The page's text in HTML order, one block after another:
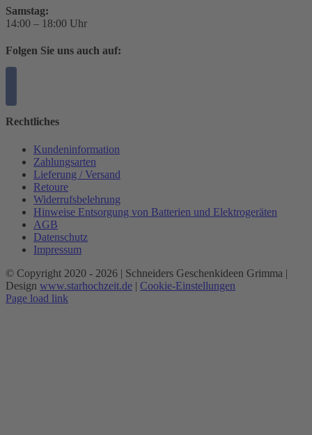
Samstag:
14:00 – 18:00 Uhr
Folgen Sie uns auch auf:
Rechtliches
Kundeninformation
Zahlungsarten
Lieferung / Versand
Retoure
Widerrufsbelehrung
Hinweise Entsorgung von Batterien und Elektrogeräten
AGB
Datenschutz
Impressum
© Copyright 2020 - 2026 | Schneiders Geschenkideen Grimma |
Design www.starhochzeit.de | Cookie-Einstellungen
Page load link